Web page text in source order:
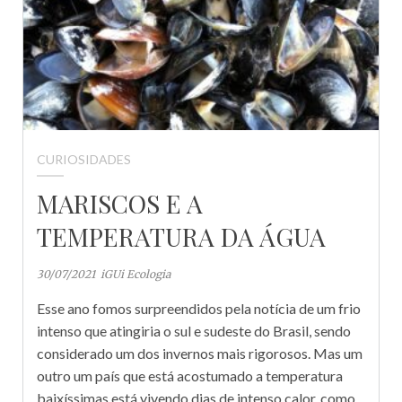
CURIOSIDADES
MARISCOS E A
TEMPERATURA DA ÁGUA
30/07/2021 iGUi Ecologia
Esse ano fomos surpreendidos pela notícia de um frio
intenso que atingiria o sul e sudeste do Brasil, sendo
considerado um dos invernos mais rigorosos. Mas um
outro um país que está acostumado a temperatura
baixíssimas está vivendo dias de intenso calor, como